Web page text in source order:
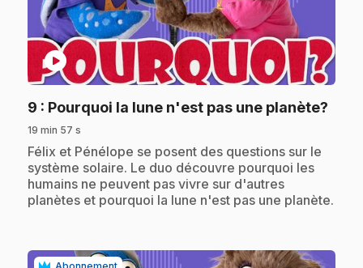
play_circle
9 : Pourquoi la lune n'est pas une planète?
19 min 57 s
.Félix et Pénélope se posent des questions sur le
système solaire. Le duo découvre pourquoi les
humains ne peuvent pas vivre sur d'autres
planètes et pourquoi la lune n'est pas une planète.